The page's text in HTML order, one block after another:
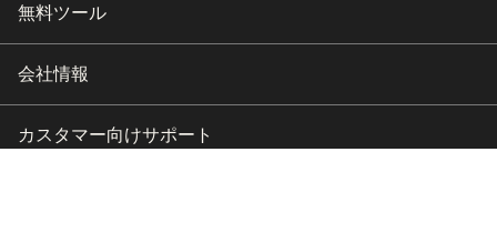
無料ツール
会社情報
カスタマー向けサポート